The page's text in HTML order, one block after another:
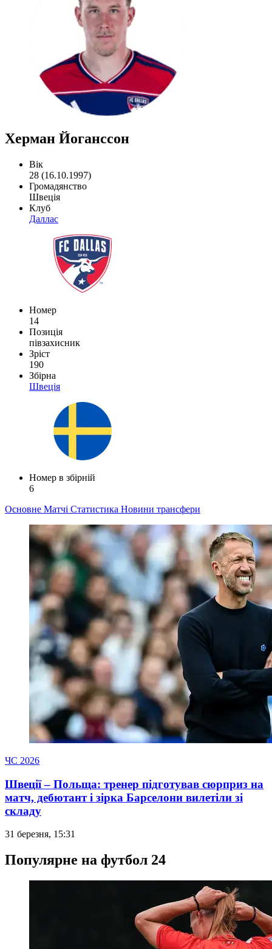
Херман Йоганссон
Вік
28 (16.10.1997)
Громадянство
Швеція
Клуб
Даллас
Номер
14
Позиція
півзахисник
Зріст
190
Збірна
Швеція
Номер в збірній
6
Основне Матчі Статистика Новини трансфери
ЧС 2026
Швеції – Польща: тренер підготував сюрприз на
матч, дебютант і зірка Барселони вилетіли зі
складу
31 березня, 15:31
Популярне на футбол 24